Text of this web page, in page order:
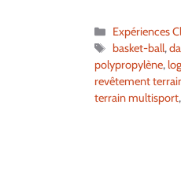
Catégories
Expériences
Étiquettes
basket-ball,
polypropylène,
revêtement
terrain multisport,